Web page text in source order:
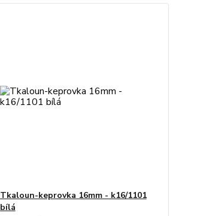
Tkaloun-keprovka 16mm - k16/1101
bílá